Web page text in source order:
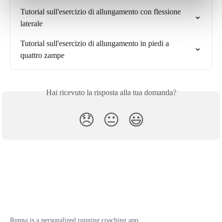
Tutorial sull'esercizio di allungamento con flessione
laterale
Tutorial sull'esercizio di allungamento in piedi a
quattro zampe
Hai ricevuto la risposta alla tua domanda?
😞 😐 😃
Runna is a personalized running coaching app